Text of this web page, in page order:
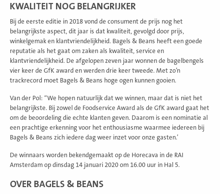
KWALITEIT NOG BELANGRIJKER
Bij de eerste editie in 2018 vond de consument de prijs nog het
belangrijkste aspect, dit jaar is dat kwaliteit, gevolgd door prijs,
winkelgemak en klantvriendelijkheid. Bagels & Beans heeft een goede
reputatie als het gaat om zaken als kwaliteit, service en
klantvriendelijkheid. De afgelopen zeven jaar wonnen de bagelbengels
vier keer de GfK award en werden drie keer tweede. Met zo’n
trackrecord moet Bagels & Beans hoge ogen kunnen gooien.
Van der Pol: “We hopen natuurlijk dat we winnen, maar dat is niet het
belangrijkste. Bij zowel de Foodservice Award als de GfK award gaat het
om de beoordeling die echte klanten geven. Daarom is een nominatie al
een prachtige erkenning voor het enthousiasme waarmee iedereen bij
Bagels & Beans zich iedere dag weer inzet voor onze gasten.’
De winnaars worden bekendgemaakt op de Horecava in de RAI
Amsterdam op dinsdag 14 januari 2020 om 16.00 uur in Hal 5.
OVER BAGELS & BEANS